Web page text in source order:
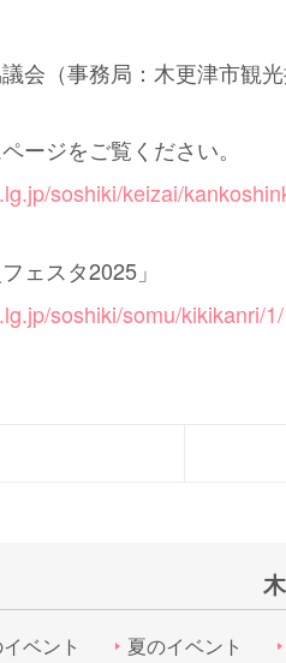
会（事務局：木更津市観
ージをご覧ください。
soshiki/keizai/
ェスタ2025」
soshiki/somu/kikikanri/
ず
さ
ベント 夏のイベント